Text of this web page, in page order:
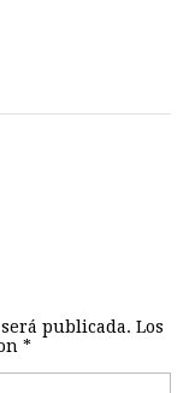
publicada. Los
*